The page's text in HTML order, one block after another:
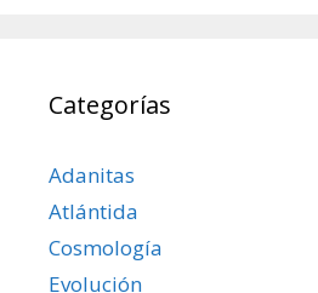
Categorías
Adanitas
Atlántida
Cosmología
Evolución